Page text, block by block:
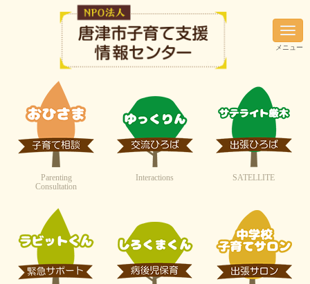
N
a
v
i
o
メニュー
Parenting
Consultation
Interactions SATELLITE